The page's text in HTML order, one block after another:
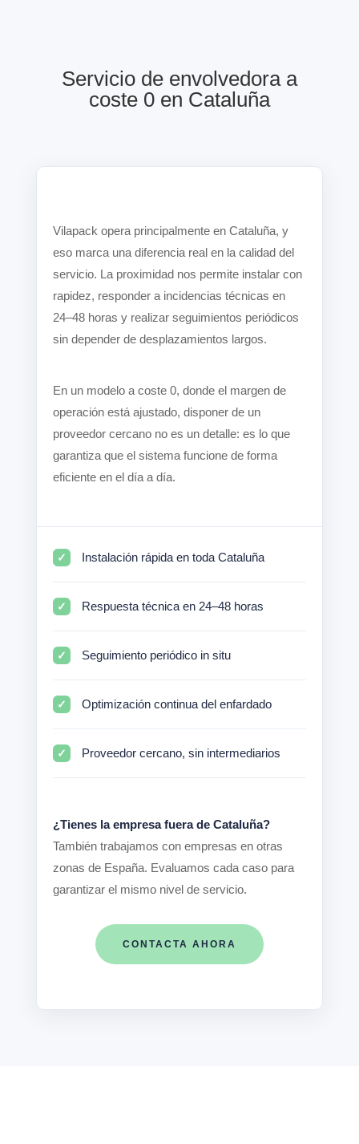
Servicio de envolvedora a
coste 0 en Cataluña
Vilapack opera principalmente en Cataluña, y
eso marca una diferencia real en la calidad del
servicio. La proximidad nos permite instalar con
rapidez, responder a incidencias técnicas en
24–48 horas y realizar seguimientos periódicos
sin depender de desplazamientos largos.
En un modelo a coste 0, donde el margen de
operación está ajustado, disponer de un
proveedor cercano no es un detalle: es lo que
garantiza que el sistema funcione de forma
eficiente en el día a día.
Instalación rápida en toda Cataluña
Respuesta técnica en 24–48 horas
Seguimiento periódico in situ
Optimización continua del enfardado
Proveedor cercano, sin intermediarios
¿Tienes la empresa fuera de Cataluña?
También trabajamos con empresas en otras
zonas de España. Evaluamos cada caso para
garantizar el mismo nivel de servicio.
CONTACTA AHORA